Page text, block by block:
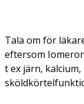
Tala om för
eftersom
t ex järn,